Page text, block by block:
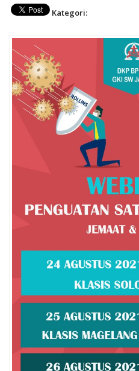
Fasilitas
Materi
Penerbitan
Kategori: